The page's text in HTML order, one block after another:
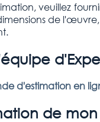
veuillez
de
d'estimation en
de mon